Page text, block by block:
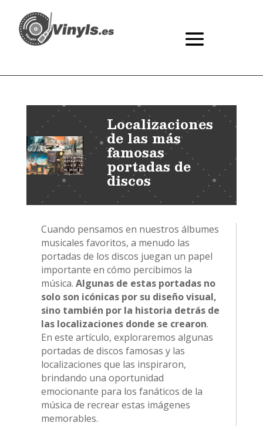
Localizaciones
de las más
famosas
portadas de
discos
Cuando pensamos en nuestros álbumes
musicales favoritos, a menudo las
portadas de los discos juegan un papel
importante en cómo percibimos la
música. Algunas de estas portadas no
solo son icónicas por su diseño visual,
sino también por la historia detrás de
las localizaciones donde se crearon.
En este artículo, exploraremos algunas
portadas de discos famosas y las
localizaciones que las inspiraron,
brindando una oportunidad
emocionante para los fanáticos de la
música de recrear estas imágenes
memorables.